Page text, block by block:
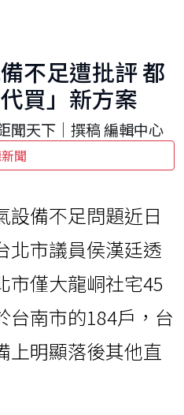
不足遭批評 都
買」新方案
天下｜撰稿 編輯中心
聞
設備不足問題近日
北市議員侯漢廷透
市僅大龍峒社宅45
台南市的184戶，台
上明顯落後其他直